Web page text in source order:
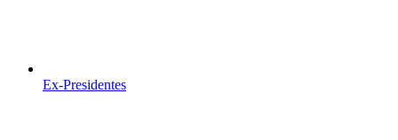
Ex-Presidentes